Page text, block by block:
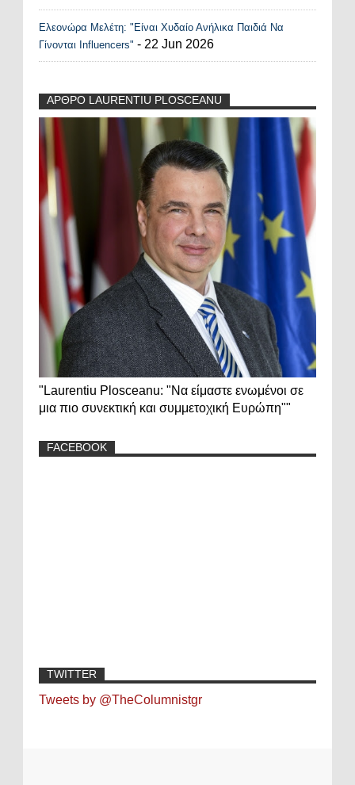
Ελεονώρα Μελέτη: "Είναι Χυδαίο Ανήλικα Παιδιά Να
Γίνονται Influencers" - 22 Jun 2026
ΑΡΘΡΟ LAURENTIU PLOSCEANU
"Laurentiu Plosceanu: "Να είμαστε ενωμένοι σε
μια πιο συνεκτική και συμμετοχική Ευρώπη""
FACEBOOK
TWITTER
Tweets by @TheColumnistgr